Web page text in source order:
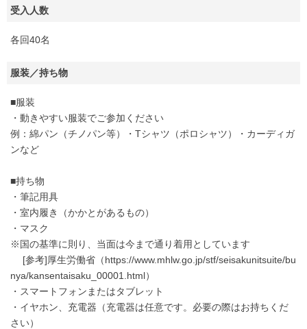
受入人数
各回40名
服装／持ち物
■服装
・動きやすい服装でご参加ください
例：綿パン（チノパン等）・Tシャツ（ポロシャツ）・カーディガ
ンなど
■持ち物
・筆記用具
・室内履き（かかとがあるもの）
・マスク
※国の基準に則り、当面は今まで通り着用としています
[参考]厚生労働省（https://www.mhlw.go.jp/stf/seisakunitsuite/bu
nya/kansentaisaku_00001.html）
・スマートフォンまたはタブレット
・イヤホン、充電器（充電器は任意です。必要の際はお持ちくだ
さい）